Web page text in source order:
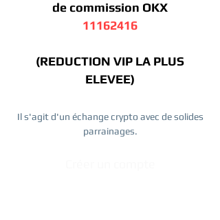
de commission OKX
11162416
(REDUCTION VIP LA PLUS
ELEVEE)
Il s'agit d'un échange crypto avec de solides
parrainages.